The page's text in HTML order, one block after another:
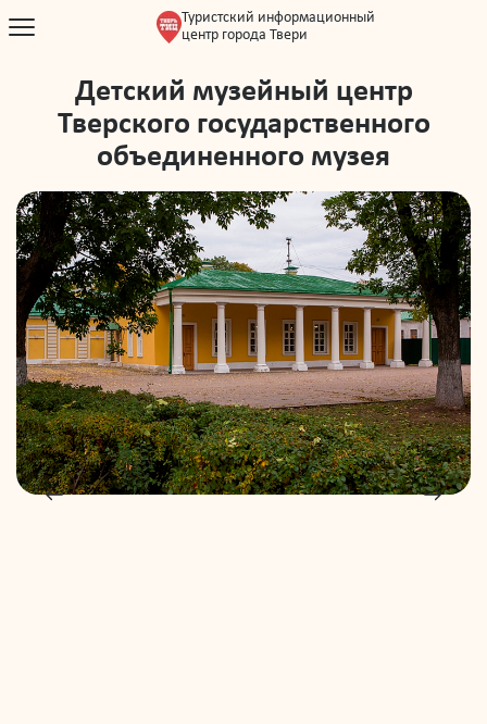
Туристский информационный
центр города Твери
Детский музейный центр
Тверского государственного
объединенного музея